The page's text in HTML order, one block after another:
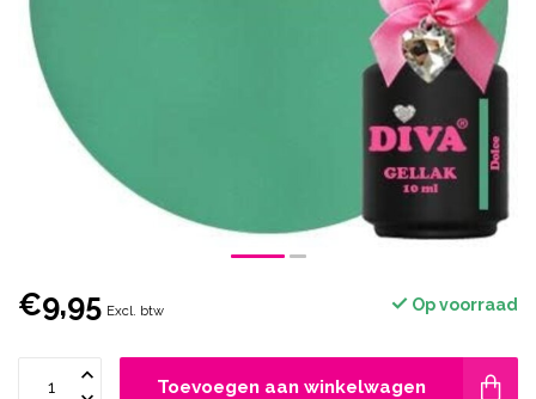
€9,95 Excl. btw Op voorraad
Toevoegen aan winkelwagen